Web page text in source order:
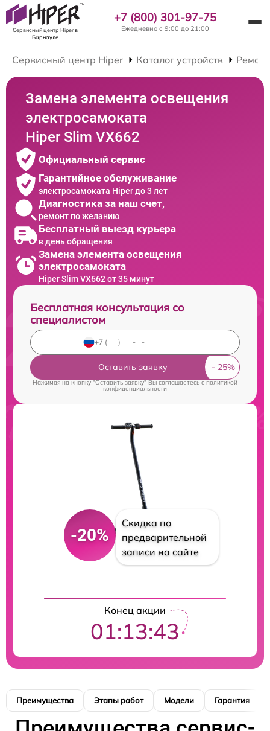
Сервисный центр Hiperв
Барнауле
+7 (800) 301-97-75
Ежедневно с 9:00 до 21:00
Сервисный центр Hiper Каталог устройств
Замена элемента освещения
электросамоката
Hiper Slim VX662
Официальный сервис
Гарантийное обслуживание
электросамоката Hiper до 3 лет
Диагностика за наш счет,
ремонт по желанию
Бесплатный выезд курьера
в день обращения
Замена элемента освещения
электросамоката
Hiper Slim VX662 от 35 минут
Бесплатная консультация со
специалистом
Оставить заявку
Нажимая на кнопку "Оставить заявку" Вы соглашаетесь cполитикой
конфиденциальности
-20%
Скидка по
предварительной
записи на сайте
Конец акции
01:13:42
Преимущества Этапы работ Модели Гарантия